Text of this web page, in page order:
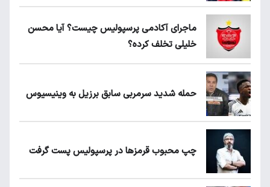
ماجرای آکادمی پرسپولیس چیست؟ آیا محسن
خلیلی تخلف کرده؟
حمله شدید سرمربی سابق برزیل به وینیسیوس
چپ محبوب قرمزها در پرسپولیس پست گرفت